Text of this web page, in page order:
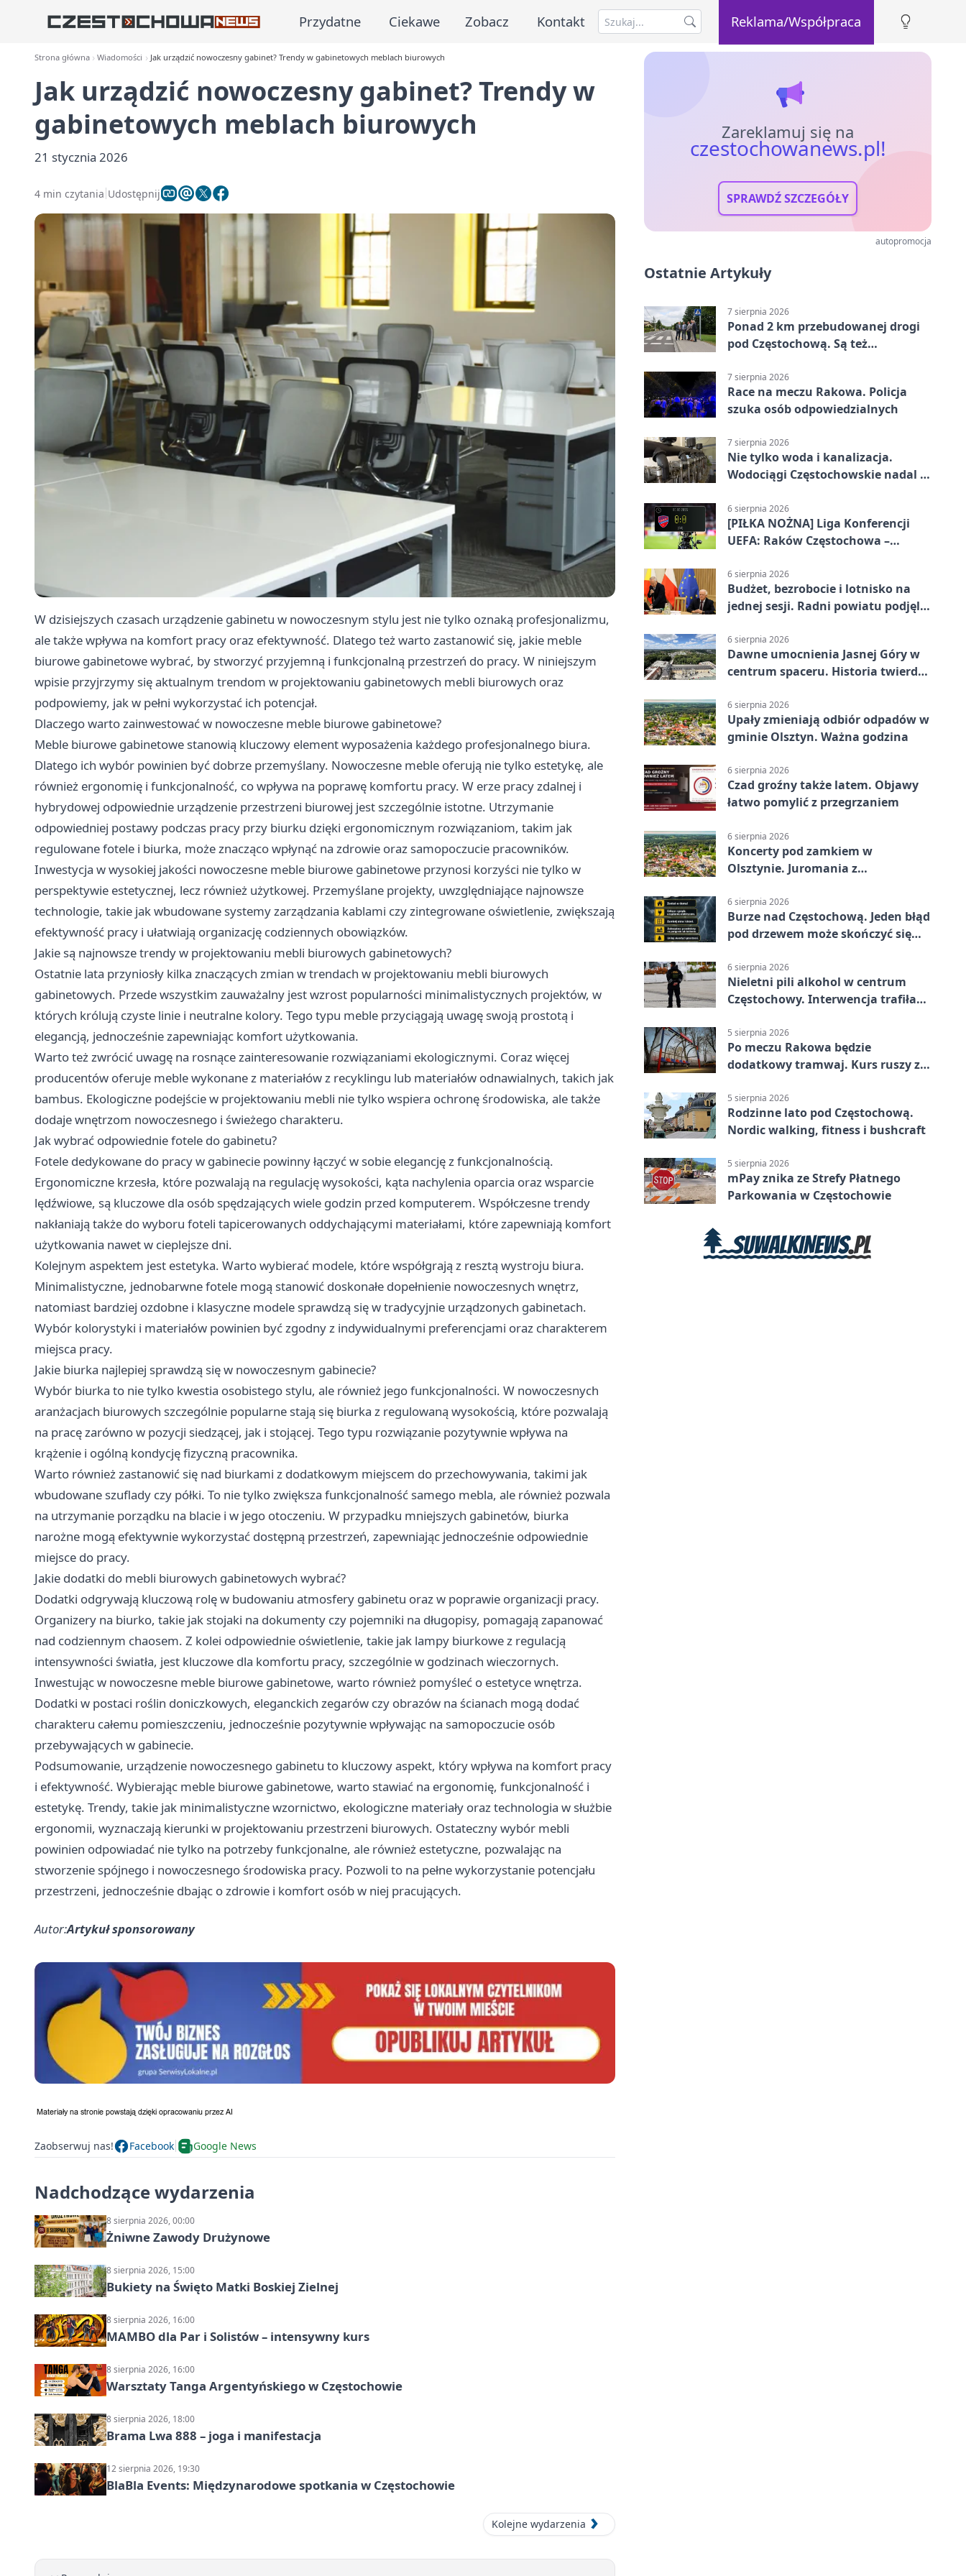
Przydatne Ciekawe Zobacz Kontakt Reklama/Współpraca
Strona główna Wiadomości Jak urządzić nowoczesny gabinet? Trendy w gabinetowych meblach biurowych
Jak urządzić nowoczesny gabinet? Trendy w
gabinetowych meblach biurowych
21 stycznia 2026
4 min czytania Udostępnij
W dzisiejszych czasach urządzenie gabinetu w nowoczesnym stylu jest nie tylko oznaką profesjonalizmu,
ale także wpływa na komfort pracy oraz efektywność. Dlatego też warto zastanowić się, jakie meble
biurowe gabinetowe wybrać, by stworzyć przyjemną i funkcjonalną przestrzeń do pracy. W niniejszym
wpisie przyjrzymy się aktualnym trendom w projektowaniu gabinetowych mebli biurowych oraz
podpowiemy, jak w pełni wykorzystać ich potencjał.
Dlaczego warto zainwestować w nowoczesne meble biurowe gabinetowe?
Meble biurowe gabinetowe stanowią kluczowy element wyposażenia każdego profesjonalnego biura.
Dlatego ich wybór powinien być dobrze przemyślany. Nowoczesne meble oferują nie tylko estetykę, ale
również ergonomię i funkcjonalność, co wpływa na poprawę komfortu pracy. W erze pracy zdalnej i
hybrydowej odpowiednie urządzenie przestrzeni biurowej jest szczególnie istotne. Utrzymanie
odpowiedniej postawy podczas pracy przy biurku dzięki ergonomicznym rozwiązaniom, takim jak
regulowane fotele i biurka, może znacząco wpłynąć na zdrowie oraz samopoczucie pracowników.
Inwestycja w wysokiej jakości nowoczesne meble biurowe gabinetowe przynosi korzyści nie tylko w
perspektywie estetycznej, lecz również użytkowej. Przemyślane projekty, uwzględniające najnowsze
technologie, takie jak wbudowane systemy zarządzania kablami czy zintegrowane oświetlenie, zwiększają
efektywność pracy i ułatwiają organizację codziennych obowiązków.
Jakie są najnowsze trendy w projektowaniu mebli biurowych gabinetowych?
Ostatnie lata przyniosły kilka znaczących zmian w trendach w projektowaniu mebli biurowych
gabinetowych. Przede wszystkim zauważalny jest wzrost popularności minimalistycznych projektów, w
których królują czyste linie i neutralne kolory. Tego typu meble przyciągają uwagę swoją prostotą i
elegancją, jednocześnie zapewniając komfort użytkowania.
Warto też zwrócić uwagę na rosnące zainteresowanie rozwiązaniami ekologicznymi. Coraz więcej
producentów oferuje meble wykonane z materiałów z recyklingu lub materiałów odnawialnych, takich jak
bambus. Ekologiczne podejście w projektowaniu mebli nie tylko wspiera ochronę środowiska, ale także
dodaje wnętrzom nowoczesnego i świeżego charakteru.
Jak wybrać odpowiednie fotele do gabinetu?
Fotele dedykowane do pracy w gabinecie powinny łączyć w sobie elegancję z funkcjonalnością.
Ergonomiczne krzesła, które pozwalają na regulację wysokości, kąta nachylenia oparcia oraz wsparcie
lędźwiowe, są kluczowe dla osób spędzających wiele godzin przed komputerem. Współczesne trendy
nakłaniają także do wyboru foteli tapicerowanych oddychającymi materiałami, które zapewniają komfort
użytkowania nawet w cieplejsze dni.
Kolejnym aspektem jest estetyka. Warto wybierać modele, które współgrają z resztą wystroju biura.
Minimalistyczne, jednobarwne fotele mogą stanowić doskonałe dopełnienie nowoczesnych wnętrz,
natomiast bardziej ozdobne i klasyczne modele sprawdzą się w tradycyjnie urządzonych gabinetach.
Wybór kolorystyki i materiałów powinien być zgodny z indywidualnymi preferencjami oraz charakterem
miejsca pracy.
Jakie biurka najlepiej sprawdzą się w nowoczesnym gabinecie?
Wybór biurka to nie tylko kwestia osobistego stylu, ale również jego funkcjonalności. W nowoczesnych
aranżacjach biurowych szczególnie popularne stają się biurka z regulowaną wysokością, które pozwalają
na pracę zarówno w pozycji siedzącej, jak i stojącej. Tego typu rozwiązanie pozytywnie wpływa na
krążenie i ogólną kondycję fizyczną pracownika.
Warto również zastanowić się nad biurkami z dodatkowym miejscem do przechowywania, takimi jak
wbudowane szuflady czy półki. To nie tylko zwiększa funkcjonalność samego mebla, ale również pozwala
na utrzymanie porządku na blacie i w jego otoczeniu. W przypadku mniejszych gabinetów, biurka
narożne mogą efektywnie wykorzystać dostępną przestrzeń, zapewniając jednocześnie odpowiednie
miejsce do pracy.
Jakie dodatki do mebli biurowych gabinetowych wybrać?
Dodatki odgrywają kluczową rolę w budowaniu atmosfery gabinetu oraz w poprawie organizacji pracy.
Organizery na biurko, takie jak stojaki na dokumenty czy pojemniki na długopisy, pomagają zapanować
nad codziennym chaosem. Z kolei odpowiednie oświetlenie, takie jak lampy biurkowe z regulacją
intensywności światła, jest kluczowe dla komfortu pracy, szczególnie w godzinach wieczornych.
Inwestując w nowoczesne meble biurowe gabinetowe, warto również pomyśleć o estetyce wnętrza.
Dodatki w postaci roślin doniczkowych, eleganckich zegarów czy obrazów na ścianach mogą dodać
charakteru całemu pomieszczeniu, jednocześnie pozytywnie wpływając na samopoczucie osób
przebywających w gabinecie.
Podsumowanie, urządzenie nowoczesnego gabinetu to kluczowy aspekt, który wpływa na komfort pracy
i efektywność. Wybierając meble biurowe gabinetowe, warto stawiać na ergonomię, funkcjonalność i
estetykę. Trendy, takie jak minimalistyczne wzornictwo, ekologiczne materiały oraz technologia w służbie
ergonomii, wyznaczają kierunki w projektowaniu przestrzeni biurowych. Ostateczny wybór mebli
powinien odpowiadać nie tylko na potrzeby funkcjonalne, ale również estetyczne, pozwalając na
stworzenie spójnego i nowoczesnego środowiska pracy. Pozwoli to na pełne wykorzystanie potencjału
przestrzeni, jednocześnie dbając o zdrowie i komfort osób w niej pracujących.
Autor:Artykuł sponsorowany
Zaobserwuj nas! Facebook Google News
Nadchodzące wydarzenia
8 sierpnia 2026, 00:00
Żniwne Zawody Drużynowe
8 sierpnia 2026, 15:00
Bukiety na Święto Matki Boskiej Zielnej
8 sierpnia 2026, 16:00
MAMBO dla Par i Solistów – intensywny kurs
8 sierpnia 2026, 16:00
Warsztaty Tanga Argentyńskiego w Częstochowie
8 sierpnia 2026, 18:00
Brama Lwa 888 – joga i manifestacja
12 sierpnia 2026, 19:30
BlaBla Events: Międzynarodowe spotkania w Częstochowie
Kolejne wydarzenia
Zareklamuj się na
czestochowanews.pl!
SPRAWDŹ SZCZEGÓŁY
autopromocja
Ostatnie Artykuły
7 sierpnia 2026
Ponad 2 km przebudowanej drogi
pod Częstochową. Są też
7 sierpnia 2026
Race na meczu Rakowa. Policja
szuka osób odpowiedzialnych
7 sierpnia 2026
Nie tylko woda i kanalizacja.
Wodociągi Częstochowskie nadal w
6 sierpnia 2026
[PIŁKA NOŻNA] Liga Konferencji
UEFA: Raków Częstochowa –
meczu III rundy eliminacji
6 sierpnia 2026
Budżet, bezrobocie i lotnisko na
jednej sesji. Radni powiatu podjęli
6 sierpnia 2026
Dawne umocnienia Jasnej Góry w
centrum spaceru. Historia twierdzy
6 sierpnia 2026
Upały zmieniają odbiór odpadów w
gminie Olsztyn. Ważna godzina
6 sierpnia 2026
Czad groźny także latem. Objawy
łatwo pomylić z przegrzaniem
6 sierpnia 2026
Koncerty pod zamkiem w
Olsztynie. Juromania z
6 sierpnia 2026
Burze nad Częstochową. Jeden błąd
pod drzewem może skończyć się
6 sierpnia 2026
Nieletni pili alkohol w centrum
Częstochowy. Interwencja trafiła
5 sierpnia 2026
Po meczu Rakowa będzie
dodatkowy tramwaj. Kurs ruszy ze
5 sierpnia 2026
Rodzinne lato pod Częstochową.
Nordic walking, fitness i bushcraft
5 sierpnia 2026
mPay znika ze Strefy Płatnego
Parkowania w Częstochowie